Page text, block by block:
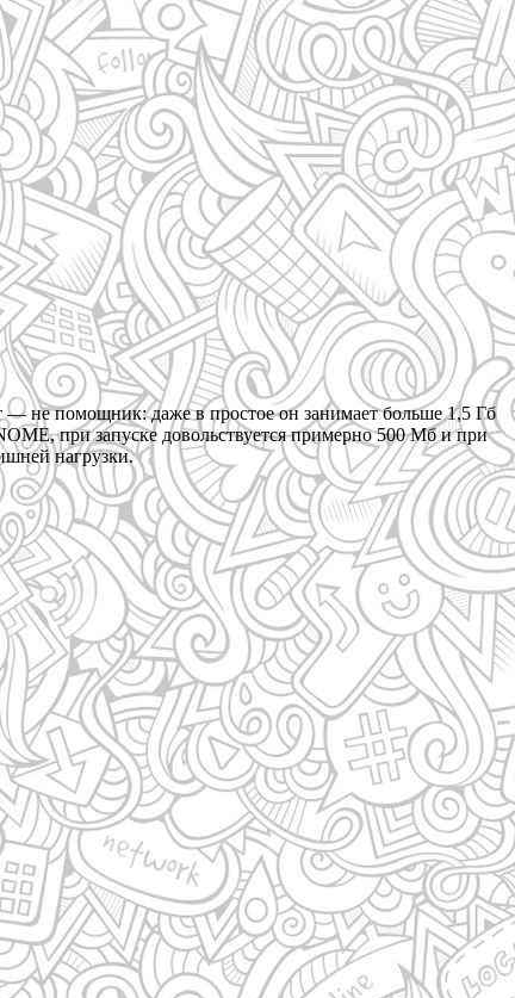
— не помощник: даже в простое он занимает больше 1,5 Гб
при запуске довольствуется примерно 500 Мб и при
нагрузки.